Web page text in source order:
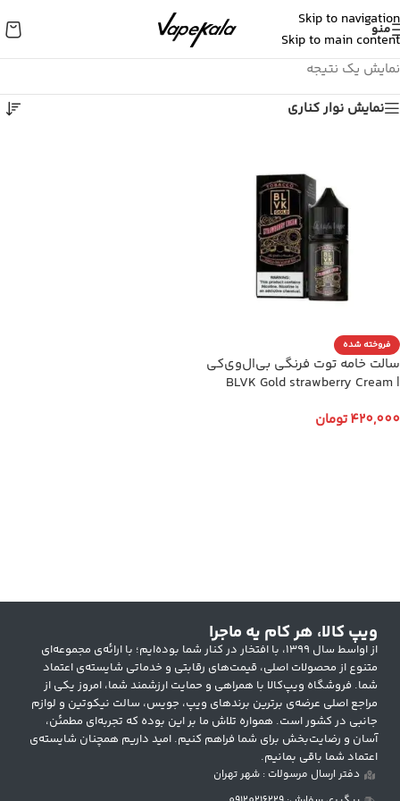
Skip to navigation
Skip to main content
منو
نمایش یک نتیجه
نمایش نوار کناری
فروخته شده
سالت خامه توت فرنگی بی‌ال‌وی‌کی
| BLVK Gold strawberry Cream
420,000تومان
ویپ کالا، هر کام یه ماجرا
از اواسط سال ۱۳۹۹، با افتخار در کنار شما بوده‌ایم؛ با ارائه‌ی مجموعه‌ای
متنوع از محصولات اصلی، قیمت‌های رقابتی و خدماتی شایسته‌ی اعتماد
شما. فروشگاه ویپ‌کالا با همراهی و حمایت ارزشمند شما، امروز یکی از
مراجع اصلی عرضه‌ی برترین برندهای ویپ، جویس، سالت نیکوتین و لوازم
جانبی در کشور است. همواره تلاش ما بر این بوده که تجربه‌ای مطمئن،
آسان و رضایت‌بخش برای شما فراهم کنیم. امید داریم همچنان شایسته‌ی
اعتماد شما باقی بمانیم.
دفتر ارسال مرسولات : شهر تهران